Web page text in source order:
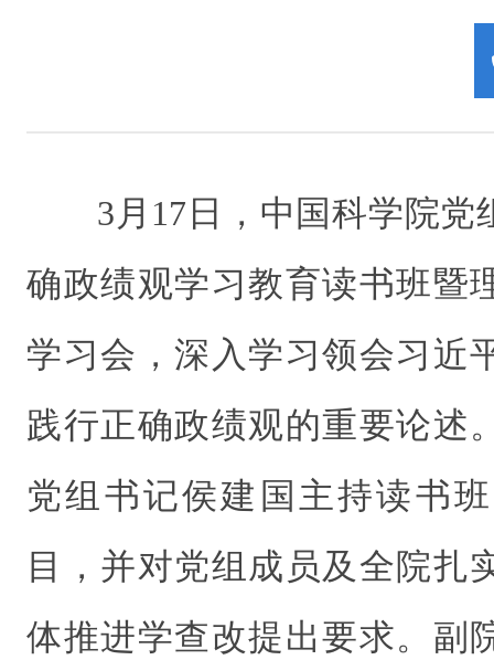
3月17日，中国科学院党
确政绩观学习教育读书班暨
学习会，深入学习领会习近
践行正确政绩观的重要论述
党组书记侯建国主持读书
目，并对党组成员及全院扎
体推进学查改提出要求。副